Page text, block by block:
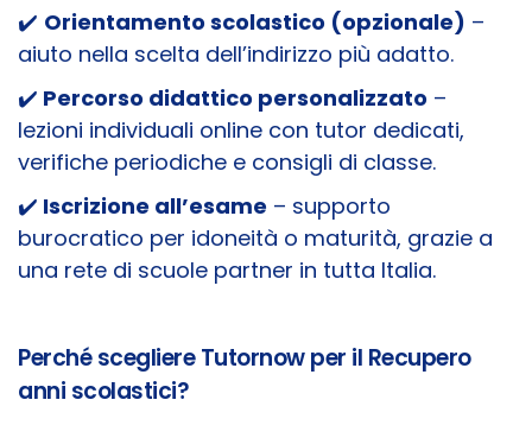
✔️ Orientamento scolastico (opzionale) –
aiuto nella scelta dell’indirizzo più adatto.
✔️ Percorso didattico personalizzato –
lezioni individuali online con tutor dedicati,
verifiche periodiche e consigli di classe.
✔️ Iscrizione all’esame – supporto
burocratico per idoneità o maturità, grazie a
una rete di scuole partner in tutta Italia.
Perché scegliere Tutornow per il Recupero
anni scolastici?